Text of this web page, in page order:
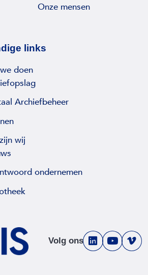
Onze mensen
links
doen
Archiefbeheer
wij
ondernemen
Volg ons
V
V
V